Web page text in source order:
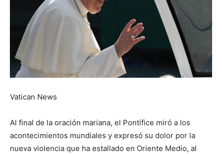
Vatican News
Al final de la oración mariana, el Pontífice miró a los
acontecimientos mundiales y expresó su dolor por la
nueva violencia que ha estallado en Oriente Medio, al